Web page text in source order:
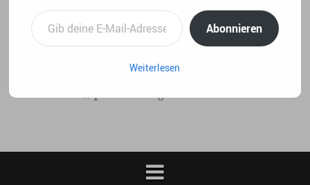
Gib deine E-Mail-Adresse ein ...
Abonnieren
Weiterlesen